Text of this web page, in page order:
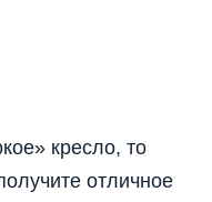
кресло, то
отличное